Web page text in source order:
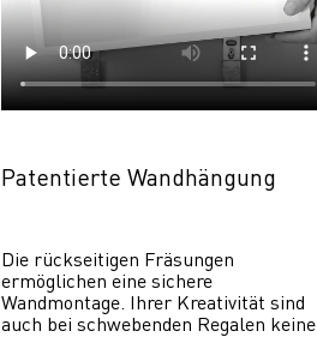
Patentierte Wandhängung
Die rückseitigen Fräsungen
ermöglichen eine sichere
Wandmontage. Ihrer Kreativität sind
auch bei schwebenden Regalen keine